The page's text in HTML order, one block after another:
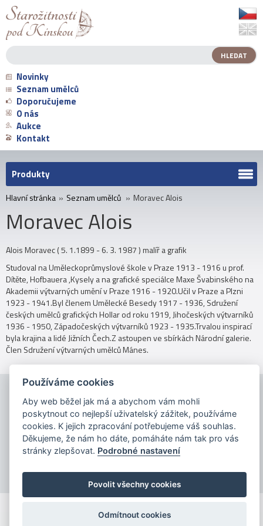
Novinky
Seznam umělců
Doporučujeme
O nás
Aukce
Kontakt
Produkty
Hlavní stránka » Seznam umělců » Moravec Alois
Moravec Alois
Alois Moravec ( 5. 1.1899 - 6. 3. 1987 ) malíř a grafik
Studoval na Uměleckoprůmyslové škole v Praze 1913 - 1916 u prof.
Dítěte, Hofbauera ,Kysely a na grafické speciálce Maxe Švabinského na
Akademii výtvarných umění v Praze 1916 - 1920.Učil v Praze a Plzni
1923 - 1941.Byl členem Umělecké Besedy 1917 - 1936, Sdružení
českých umělců grafických Hollar od roku 1919, Jihočeských výtvarníků
1936 - 1950, Západočeských výtvarníků 1923 - 1935.Trvalou inspirací
byla krajina a lidé Jižních Čech.Z astoupen ve sbírkách Národní galerie.
Člen Sdružení výtvarných umělců Mánes.
Copyright © 2026
Používáme cookies
Aby web běžel jak má a abychom vám mohli
poskytnout co nejlepší uživatelský zážitek, používáme
cookies. K jejich zpracování potřebujeme váš souhlas.
Děkujeme, že nám ho dáte, pomáháte nám tak pro vás
stránky zlepšovat. Podrobné nastavení
Povolit všechny cookies
Odmítnout cookies